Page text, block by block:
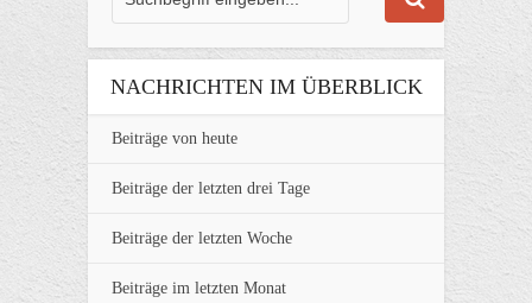
NACHRICHTEN IM ÜBERBLICK
Beiträge von heute
Beiträge der letzten drei Tage
Beiträge der letzten Woche
Beiträge im letzten Monat